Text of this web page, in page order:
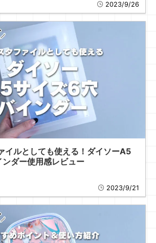
2023/9/26
イルとしても使える！ダイソーA5
ダー使用感レビュー
2023/9/21